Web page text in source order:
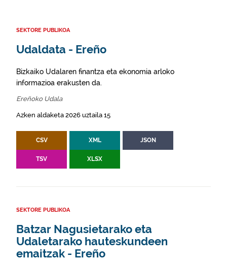
SEKTORE PUBLIKOA
Udaldata - Ereño
Bizkaiko Udalaren finantza eta ekonomia arloko
informazioa erakusten da.
Ereñoko Udala
Azken aldaketa 2026 uztaila 15
CSV XML JSON
TSV XLSX
SEKTORE PUBLIKOA
Batzar Nagusietarako eta
Udaletarako hauteskundeen
emaitzak - Ereño